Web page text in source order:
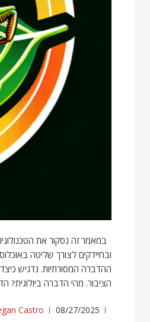
במאמר זה נסקור את
ובחיידקים לצורך שליטה
ההדברה המסורתיות. נדגיש
הציבור. מהי הדברה ביולוגית?
08/27/2025
Castro